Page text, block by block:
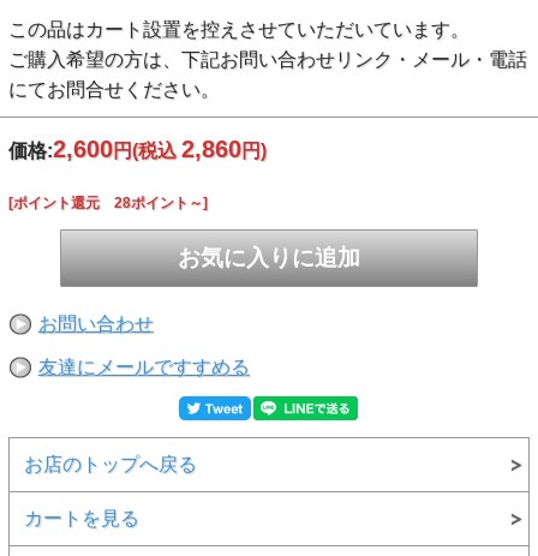
この品はカート設置を控えさせていただいています。
ご購入希望の方は、下記お問い合わせリンク・メール・電話
にてお問合せください。
価格:2,600円(税込 2,860円)
[ポイント還元 28ポイント～]
お問い合わせ
友達にメールですすめる
お店のトップへ戻る
カートを見る